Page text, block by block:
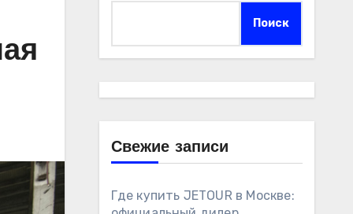
Поиск
Свежие записи
Где купить JETOUR в Москве: